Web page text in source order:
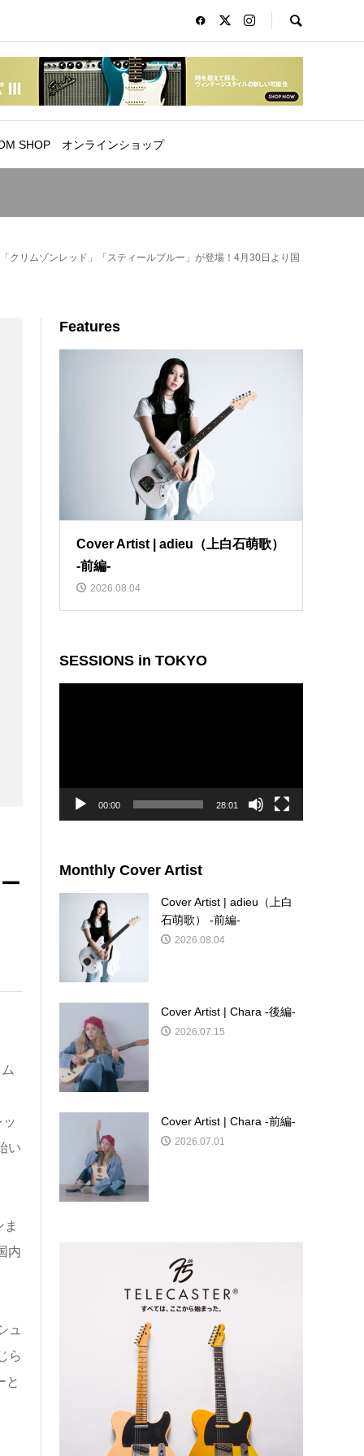
SHOP オンラインショップ
リムゾンレッド」「スティールブルー」が登場！4月30日より国
い
内
ュ
ら
と
Features
Cover Artist | adieu（上白石萌歌）
-前編-
2026.08.04
SESSIONS in TOKYO
00:00 28:01
Monthly Cover Artist
Cover Artist | adieu（上白
石萌歌） -前編-
2026.08.04
Cover Artist | Chara -後編-
2026.07.15
Cover Artist | Chara -前編-
2026.07.01